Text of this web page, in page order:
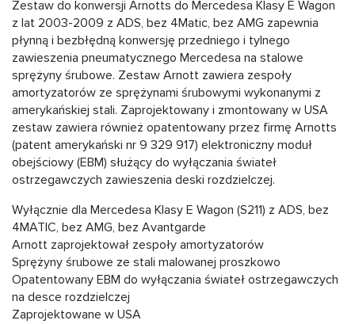
Zestaw do konwersji Arnotts do Mercedesa Klasy E Wagon
z lat 2003-2009 z ADS, bez 4Matic, bez AMG zapewnia
płynną i bezbłędną konwersję przedniego i tylnego
zawieszenia pneumatycznego Mercedesa na stalowe
sprężyny śrubowe. Zestaw Arnott zawiera zespoły
amortyzatorów ze sprężynami śrubowymi wykonanymi z
amerykańskiej stali. Zaprojektowany i zmontowany w USA
zestaw zawiera również opatentowany przez firmę Arnotts
(patent amerykański nr 9 329 917) elektroniczny moduł
obejściowy (EBM) służący do wyłączania świateł
ostrzegawczych zawieszenia deski rozdzielczej.
Wyłącznie dla Mercedesa Klasy E Wagon (S211) z ADS, bez
4MATIC, bez AMG, bez Avantgarde
Arnott zaprojektował zespoły amortyzatorów
Sprężyny śrubowe ze stali malowanej proszkowo
Opatentowany EBM do wyłączania świateł ostrzegawczych
na desce rozdzielczej
Zaprojektowane w USA